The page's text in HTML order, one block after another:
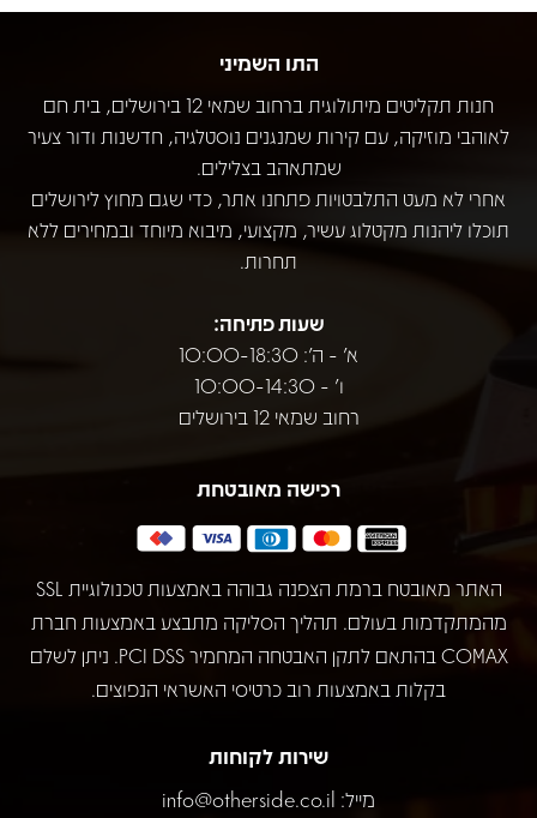
התו השמיני
חנות תקליטים מיתולוגית ברחוב שמאי 12 בירושלים, בית חם
לאוהבי מוזיקה, עם קירות שמנגנים נוסטלגיה, חדשנות ודור צעיר
שמתאהב בצלילים.
אחרי לא מעט התלבטויות פתחנו אתר, כדי שגם מחוץ לירושלים
תוכלו ליהנות מקטלוג עשיר, מקצועי, מיבוא מיוחד ובמחירים ללא
תחרות.
שעות פתיחה:
א' - ה': 10:00-18:30
ו' - 10:00-14:30
רחוב שמאי 12 בירושלים
רכישה מאובטחת
האתר מאובטח ברמת הצפנה גבוהה באמצעות טכנולוגיית SSL
מהמתקדמות בעולם. תהליך הסליקה מתבצע באמצעות חברת
COMAX בהתאם לתקן האבטחה המחמיר PCI DSS. ניתן לשלם
בקלות באמצעות רוב כרטיסי האשראי הנפוצים.
שירות לקוחות
מייל: info@otherside.co.il